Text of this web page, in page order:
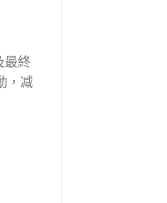
最終
，减